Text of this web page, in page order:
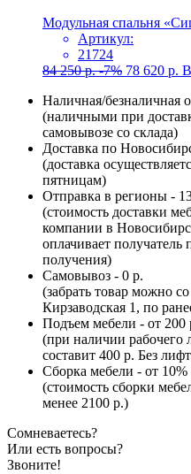
Модульная спальня
Артикул:
21724
84 250р. -7% 78 620 р.
Наличная/безналичная
(наличными при
самовывозе со склада)
Доставка по
(доставка
пятницам)
Отправка в регионы -
(стоимость доставки
компании в
оплачивает получатель
получения)
Самовывоз - 0 р.
(забрать товар можно
Кирзаводская 1, по
Подъем мебели - от 200
(при наличии рабочего
составит 400 р. Без
Сборка мебели - от 10%
(стоимость сборки
менее 2100 р.)
Сомневаетесь?
Или есть вопросы?
Звоните!